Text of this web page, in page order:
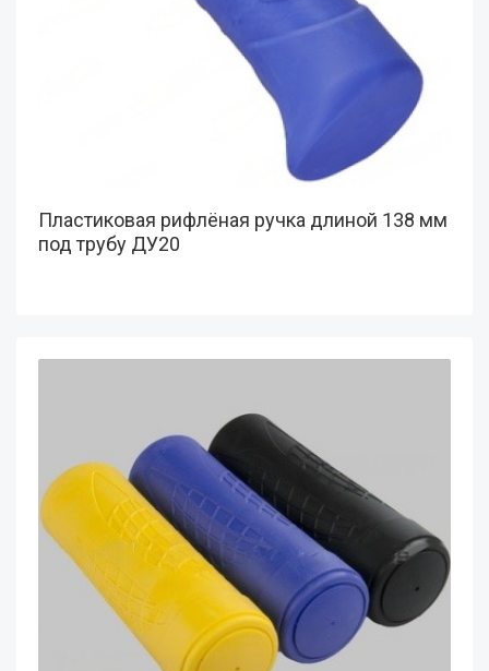
Пластиковая рифлёная ручка длиной 138 мм
под трубу ДУ20